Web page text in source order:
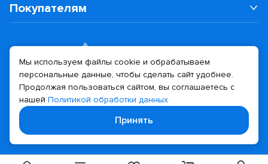
Покупателям
Политика конфиденциальности
Дизайн сайта Разработка сайта
Мы используем файлы cookie и обрабатываем
персональные данные, чтобы сделать сайт удобнее.
Продолжая пользоваться сайтом, вы соглашаетесь с
нашей Политикой обработки данных
Принять